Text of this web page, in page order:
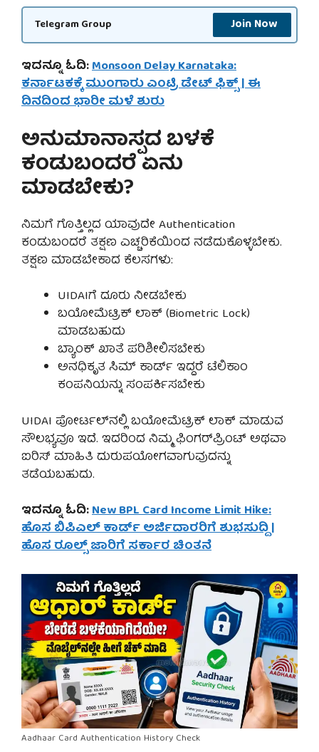
Telegram Group Join Now
ಇದನ್ನೂ ಓದಿ:Monsoon Delay Karnataka:
ಕರ್ನಾಟಕಕ್ಕೆ ಮುಂಗಾರು ಎಂಟ್ರಿ ಡೇಟ್ ಫಿಕ್ಸ್ | ಈ
ದಿನದಿಂದ ಭಾರೀ ಮಳೆ ಶುರು
ಅನುಮಾನಾಸ್ಪದ ಬಳಕೆ
ಕಂಡುಬಂದರೆ ಏನು
ಮಾಡಬೇಕು?
ನಿಮಗೆ ಗೊತ್ತಿಲ್ಲದ ಯಾವುದೇ Authentication
ಕಂಡುಬಂದರೆ ತಕ್ಷಣ ಎಚ್ಚರಿಕೆಯಿಂದ ನಡೆದುಕೊಳ್ಳಬೇಕು.
ತಕ್ಷಣ ಮಾಡಬೇಕಾದ ಕೆಲಸಗಳು:
UIDAIಗೆ ದೂರು ನೀಡಬೇಕು
ಬಯೋಮೆಟ್ರಿಕ್ ಲಾಕ್ (Biometric Lock)
ಮಾಡಬಹುದು
ಬ್ಯಾಂಕ್ ಖಾತೆ ಪರಿಶೀಲಿಸಬೇಕು
ಅನಧಿಕೃತ ಸಿಮ್ ಕಾರ್ಡ್ ಇದ್ದರೆ ಟೆಲಿಕಾಂ
ಕಂಪನಿಯನ್ನು ಸಂಪರ್ಕಿಸಬೇಕು
UIDAI ಪೋರ್ಟಲ್‌ನಲ್ಲಿ ಬಯೋಮೆಟ್ರಿಕ್ ಲಾಕ್ ಮಾಡುವ
ಸೌಲಭ್ಯವೂ ಇದೆ. ಇದರಿಂದ ನಿಮ್ಮ ಫಿಂಗರ್‌ಪ್ರಿಂಟ್ ಅಥವಾ
ಐರಿಸ್ ಮಾಹಿತಿ ದುರುಪಯೋಗವಾಗುವುದನ್ನು
ತಡೆಯಬಹುದು.
ಇದನ್ನೂ ಓದಿ:New BPL Card Income Limit Hike:
ಹೊಸ ಬಿಪಿಎಲ್ ಕಾರ್ಡ್ ಅರ್ಜಿದಾರರಿಗೆ ಶುಭಸುದ್ದಿ |
ಹೊಸ ರೂಲ್ಸ್ ಜಾರಿಗೆ ಸರ್ಕಾರ ಚಿಂತನೆ
Aadhaar Card Authentication History Check